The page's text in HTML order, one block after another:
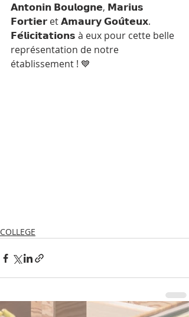
𝗔𝗻𝘁𝗼𝗻𝗶𝗻 𝗕𝗼𝘂𝗹𝗼𝗴𝗻𝗲, 𝗠𝗮𝗿𝗶𝘂𝘀
𝗙𝗼𝗿𝘁𝗶𝗲𝗿 et 𝗔𝗺𝗮𝘂𝗿𝘆 𝗚𝗼𝘂̂𝘁𝗲𝘂𝘅.
𝗙𝗲́𝗹𝗶𝗰𝗶𝘁𝗮𝘁𝗶𝗼𝗻𝘀 à eux pour cette belle
représentation de notre
établissement ! 💙
COLLEGE